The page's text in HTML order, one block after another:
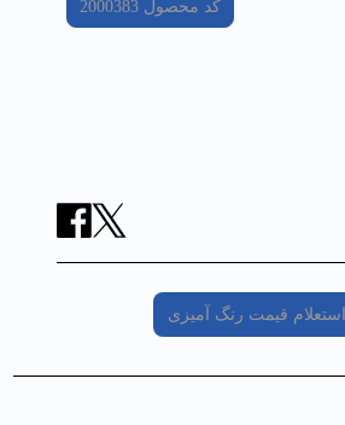
کد محصول 2000383
استعلام قیمت رنگ آمیزی